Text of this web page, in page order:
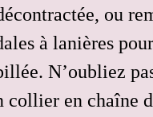
ou
à lanières
N’oubliez
collier en chaîne